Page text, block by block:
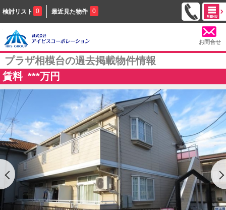
検討リスト 0 最近見た物件 0
お問合せ
プラザ相模台の過去掲載物件情報
賃料 ***万円